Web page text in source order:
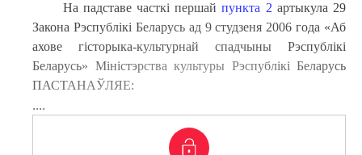
На падставе часткі першайпункта 2 артыкула 29
Закона Рэспублікі Беларусь ад 9 студзеня 2006 года «Аб
ахове гісторыка-культурнай спадчыны Рэспублікі
Беларусь» Міністэрства культуры Рэспублікі Беларусь
ПАСТАНАЎЛЯЕ:
....